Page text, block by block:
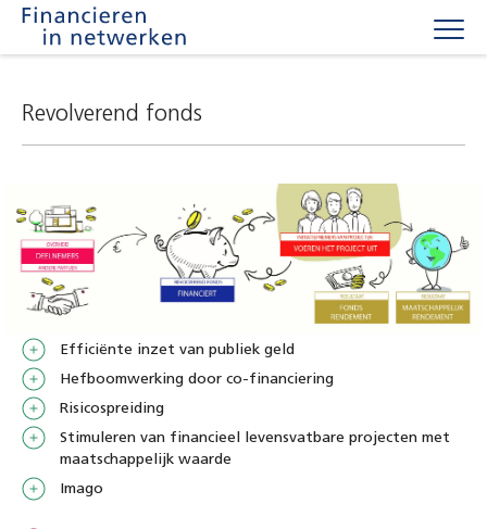
Revolverend fonds
Efficiënte inzet van publiek geld
Hefboomwerking door co-financiering
Risicospreiding
Stimuleren van financieel levensvatbare projecten met
maatschappelijk waarde
Imago